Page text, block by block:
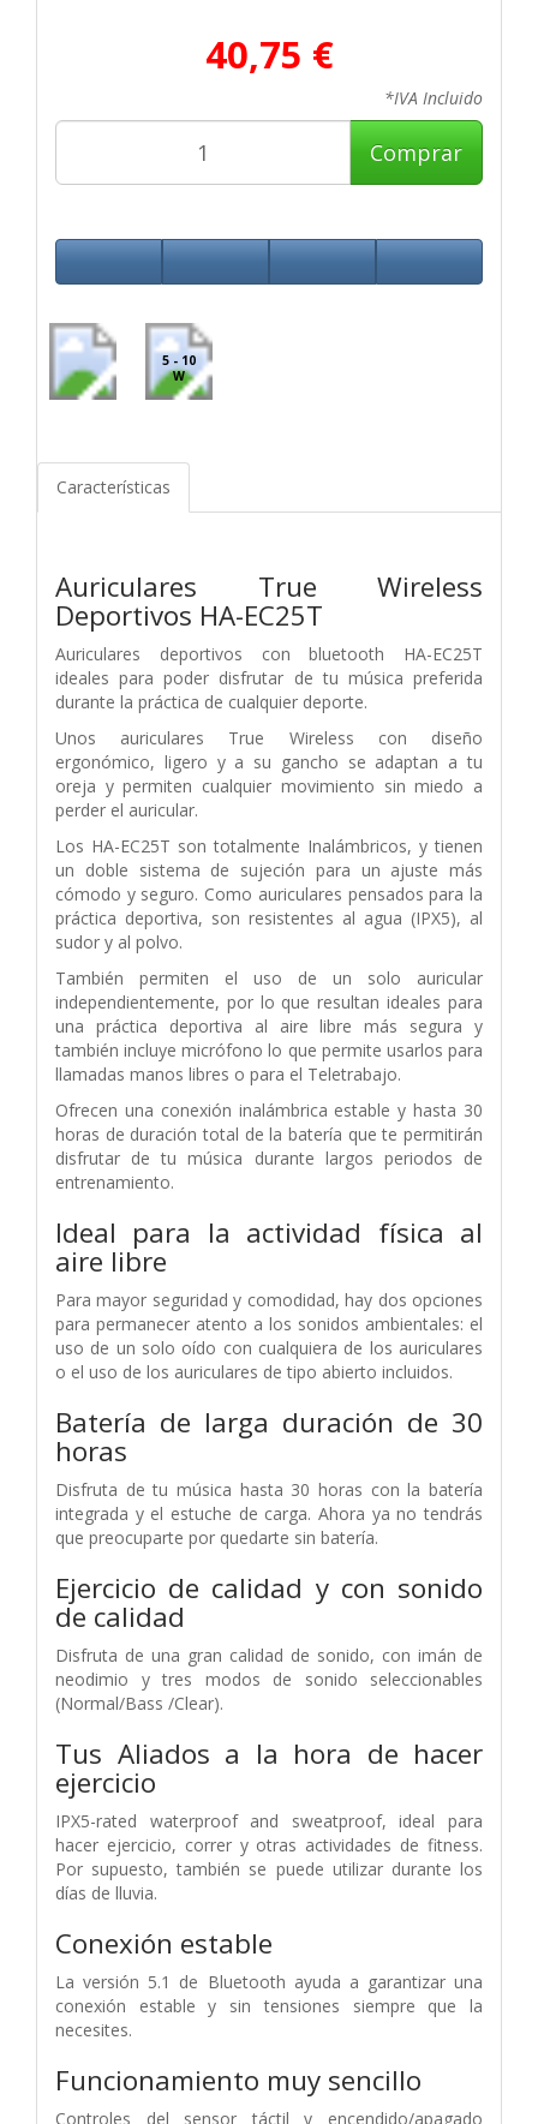
40,75 €
*IVA Incluido
Comprar
5 - 10
W
Características
Auriculares True Wireless
Deportivos HA-EC25T
Auriculares deportivos con bluetooth HA-EC25T
ideales para poder disfrutar de tu música preferida
durante la práctica de cualquier deporte.
Unos auriculares True Wireless con diseño
ergonómico, ligero y a su gancho se adaptan a tu
oreja y permiten cualquier movimiento sin miedo a
perder el auricular.
Los HA-EC25T son totalmente Inalámbricos, y tienen
un doble sistema de sujeción para un ajuste más
cómodo y seguro. Como auriculares pensados para la
práctica deportiva, son resistentes al agua (IPX5), al
sudor y al polvo.
También permiten el uso de un solo auricular
independientemente, por lo que resultan ideales para
una práctica deportiva al aire libre más segura y
también incluye micrófono lo que permite usarlos para
llamadas manos libres o para el Teletrabajo.
Ofrecen una conexión inalámbrica estable y hasta 30
horas de duración total de la batería que te permitirán
disfrutar de tu música durante largos periodos de
entrenamiento.
Ideal para la actividad física al
aire libre
Para mayor seguridad y comodidad, hay dos opciones
para permanecer atento a los sonidos ambientales: el
uso de un solo oído con cualquiera de los auriculares
o el uso de los auriculares de tipo abierto incluidos.
Batería de larga duración de 30
horas
Disfruta de tu música hasta 30 horas con la batería
integrada y el estuche de carga. Ahora ya no tendrás
que preocuparte por quedarte sin batería.
Ejercicio de calidad y con sonido
de calidad
Disfruta de una gran calidad de sonido, con imán de
neodimio y tres modos de sonido seleccionables
(Normal/Bass /Clear).
Tus Aliados a la hora de hacer
ejercicio
IPX5-rated waterproof and sweatproof, ideal para
hacer ejercicio, correr y otras actividades de fitness.
Por supuesto, también se puede utilizar durante los
días de lluvia.
Conexión estable
La versión 5.1 de Bluetooth ayuda a garantizar una
conexión estable y sin tensiones siempre que la
necesites.
Funcionamiento muy sencillo
Controles del sensor táctil y encendido/apagado